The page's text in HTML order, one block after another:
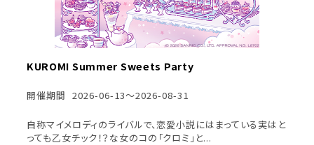
KUROMI Summer Sweets Party
開催期間 2026-06-13～2026-08-31
自称マイメロディのライバルで、恋愛小説にはまっている実はと
っても乙女チック！？な女のコの「クロミ」と...